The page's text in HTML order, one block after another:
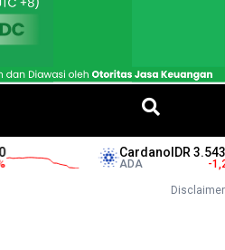
CardanoIDR 3.543,00
ADA %
Disclaimer